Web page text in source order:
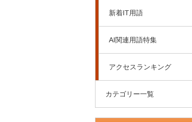
新着IT用語
AI関連用語特集
アクセスランキング
カテゴリー一覧